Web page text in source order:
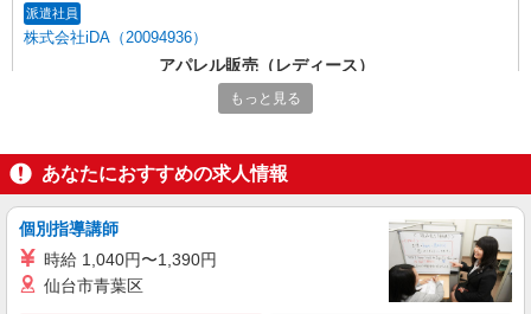
派遣社員
株式会社iDA（20094936）
アパレル販売（レディース）
時給1500円〜1550円 ご経験・スキルにより考
慮致します スマホでかんたんに前払いで給与が受
線・地下鉄・臨海高速鉄道 名古屋駅直結
詳細を見る
派遣社員
株式会社iDA（20080166）
もっと見る
あなたにおすすめの求人情報
個別指導講師
時給 1,040円〜1,390円
仙台市青葉区